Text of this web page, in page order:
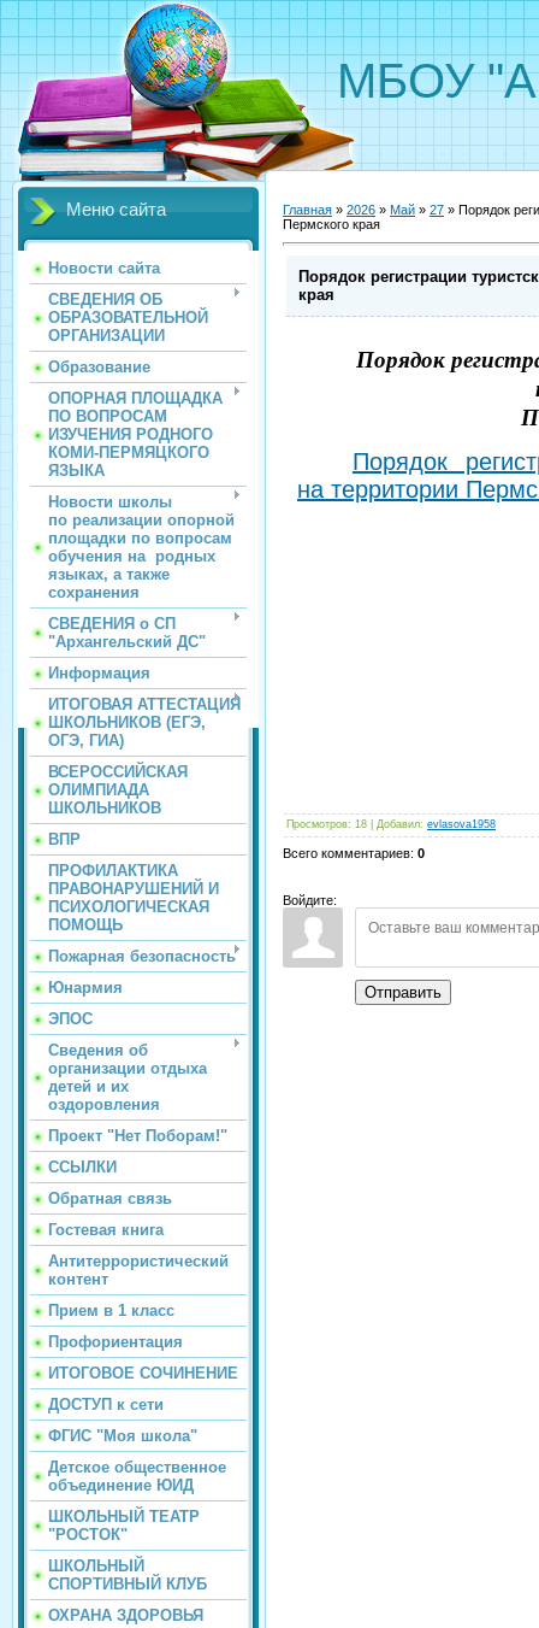
МБОУ
Меню сайта
Новости сайта
СВЕДЕНИЯ ОБ
ОБРАЗОВАТЕЛЬНОЙ
ОРГАНИЗАЦИИ
Образование
ОПОРНАЯ ПЛОЩАДКА
ПО ВОПРОСАМ
ИЗУЧЕНИЯ РОДНОГО
КОМИ-ПЕРМЯЦКОГО
ЯЗЫКА
Новости школы
по реализации опорной
площадки по вопросам
обучения на родных
языках, а также
сохранения
СВЕДЕНИЯ о СП
"Архангельский ДС"
Информация
ИТОГОВАЯ АТТЕСТАЦИЯ
ШКОЛЬНИКОВ (ЕГЭ,
ОГЭ, ГИА)
ВСЕРОССИЙСКАЯ
ОЛИМПИАДА
ШКОЛЬНИКОВ
ВПР
ПРОФИЛАКТИКА
ПРАВОНАРУШЕНИЙ И
ПСИХОЛОГИЧЕСКАЯ
ПОМОЩЬ
Пожарная безопасность
Юнармия
ЭПОС
Сведения об
организации отдыха
детей и их
оздоровления
Проект "Нет Поборам!"
ССЫЛКИ
Обратная связь
Гостевая книга
Антитеррористический
контент
Прием в 1 класс
Профориентация
ИТОГОВОЕ СОЧИНЕНИЕ
ДОСТУП к сети
ФГИС "Моя школа"
Детское общественное
объединение ЮИД
ШКОЛЬНЫЙ ТЕАТР
"РОСТОК"
ШКОЛЬНЫЙ
СПОРТИВНЫЙ КЛУБ
ОХРАНА ЗДОРОВЬЯ
Главная » 2026 » Май » 27 » Порядок
Пермского края
Порядок регистрации
края
Порядок
Порядок
на территории
Просмотров: 18 Добавил: evlasova1958
Всего комментариев: 0
Войдите:
Отправить